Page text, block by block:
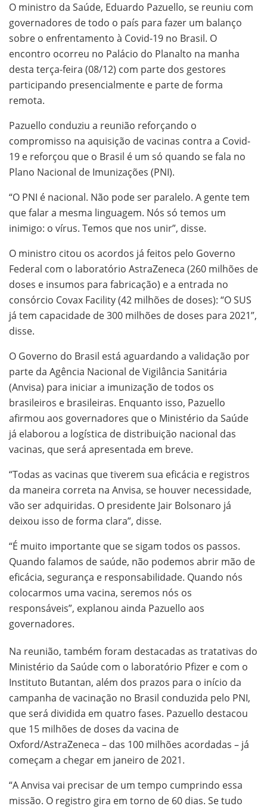
O ministro da Saúde, Eduardo Pazuello, se reuniu com
governadores de todo o país para fazer um balanço
sobre o enfrentamento à Covid-19 no Brasil. O
encontro ocorreu no Palácio do Planalto na manha
desta terça-feira (08/12) com parte dos gestores
participando presencialmente e parte de forma
remota.
Pazuello conduziu a reunião reforçando o
compromisso na aquisição de vacinas contra a Covid-
19 e reforçou que o Brasil é um só quando se fala no
Plano Nacional de Imunizações (PNI).
“O PNI é nacional. Não pode ser paralelo. A gente tem
que falar a mesma linguagem. Nós só temos um
inimigo: o vírus. Temos que nos unir”, disse.
O ministro citou os acordos já feitos pelo Governo
Federal com o laboratório AstraZeneca (260 milhões de
doses e insumos para fabricação) e a entrada no
consórcio Covax Facility (42 milhões de doses): “O SUS
já tem capacidade de 300 milhões de doses para 2021”,
disse.
O Governo do Brasil está aguardando a validação por
parte da Agência Nacional de Vigilância Sanitária
(Anvisa) para iniciar a imunização de todos os
brasileiros e brasileiras. Enquanto isso, Pazuello
afirmou aos governadores que o Ministério da Saúde
já elaborou a logística de distribuição nacional das
vacinas, que será apresentada em breve.
“Todas as vacinas que tiverem sua eficácia e registros
da maneira correta na Anvisa, se houver necessidade,
vão ser adquiridas. O presidente Jair Bolsonaro já
deixou isso de forma clara”, disse.
“É muito importante que se sigam todos os passos.
Quando falamos de saúde, não podemos abrir mão de
eficácia, segurança e responsabilidade. Quando nós
colocarmos uma vacina, seremos nós os
responsáveis”, explanou ainda Pazuello aos
governadores.
Na reunião, também foram destacadas as tratativas do
Ministério da Saúde com o laboratório Pfizer e com o
Instituto Butantan, além dos prazos para o início da
campanha de vacinação no Brasil conduzida pelo PNI,
que será dividida em quatro fases. Pazuello destacou
que 15 milhões de doses da vacina de
Oxford/AstraZeneca – das 100 milhões acordadas – já
começam a chegar em janeiro de 2021.
“A Anvisa vai precisar de um tempo cumprindo essa
missão. O registro gira em torno de 60 dias. Se tudo